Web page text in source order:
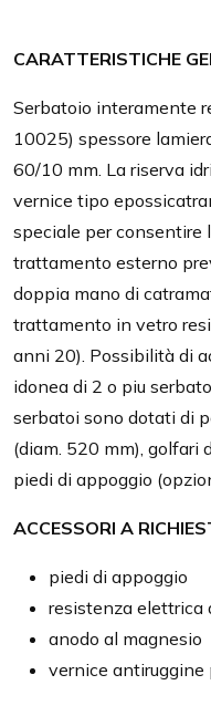
CARATTERISTICHE
Serbatoio interamente
10025) spessore
60/10 mm. La riserva
vernice tipo
speciale per consentire
trattamento esterno
doppia mano di
trattamento in vetro
anni 20). Possibilità di
idonea di 2 o piu
serbatoi sono dotati di
(diam. 520 mm), golfari
piedi di appoggio
ACCESSORI A
piedi di appoggio
resistenza elettrica
anodo al magnesio
vernice